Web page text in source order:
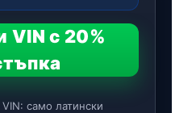
VIN с 20%
само латински